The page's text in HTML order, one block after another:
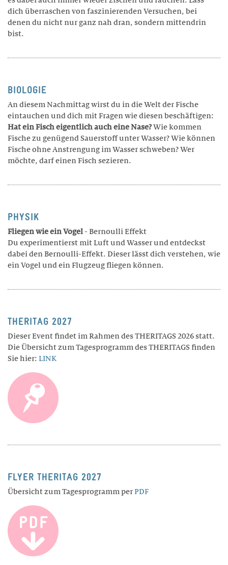
MITARBEITENDE
Schulleitung
Wohnen
Verwaltung
Gastronomie und Hausdienst
ALUMNI
Agenda
dich überraschen von faszinierenden Versuchen, bei
denen du nicht nur ganz nah dran, sondern mittendrin
bist.
BIOLOGIE
An diesem Nachmittag wirst du in die Welt der Fische
eintauchen und dich mit Fragen wie diesen beschäftigen:
Hat ein Fisch eigentlich auch eine Nase?Wie kommen
Fische zu genügend Sauerstoff unter Wasser? Wie können
Fische ohne Anstrengung im Wasser schweben?Wer
möchte, darf einen Fisch sezieren.
PHYSIK
Fliegen wie ein Vogel- Bernoulli Effekt
Du experimentierst mit Luft und Wasser und entdeckst
dabei den Bernoulli-Effekt. Dieser lässt dich verstehen, wie
ein Vogel und ein Flugzeug fliegen können.
THERITAG 2027
Dieser Event findet im Rahmen des THERITAGS 2026 statt.
Die Übersicht zum Tagesprogramm des THERITAGS finden
Sie hier: LINK
FLYER THERITAG 2027
Übersicht zum Tagesprogramm perPDF